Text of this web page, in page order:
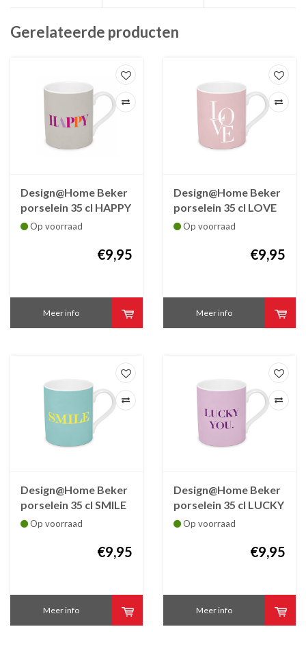
Gerelateerde producten
Design@Home Beker
porselein 35 cl HAPPY
Op voorraad
€9,95
Meer info
Design@Home Beker
porselein 35 cl LOVE
Op voorraad
€9,95
Meer info
Design@Home Beker
porselein 35 cl SMILE
Op voorraad
€9,95
Meer info
Design@Home Beker
porselein 35 cl LUCKY
YOU
Op voorraad
€9,95
Meer info